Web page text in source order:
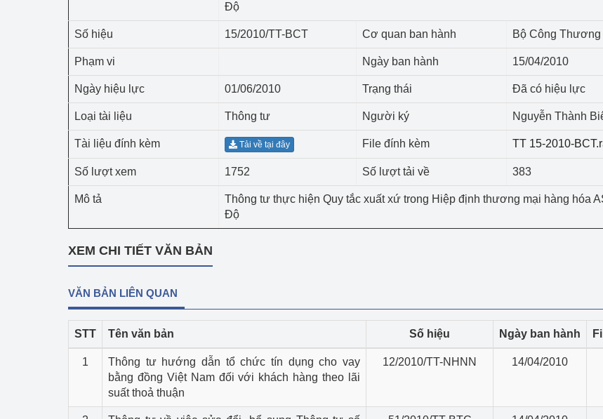
Hoạt động của Lãnh đạo Bộ
Giải thưởng Công nghiệp, Thương
mại, Dịch vụ Việt Nam 2026
Hoạt động của Bộ trưởng
Công Thương - Công luận
Thông cáo báo chí
Điểm báo
Chuyển đổi số
Lịch sử phát triển
Bản tin Thị trường Nông Lâm Thủy sản
Phát triển bền vững
động thuộc thẩm quyền quản lý của
Tổ chức được cấp GCN đăng ký, hoạt
động kiểm định thiết bị, dụng cụ điện
làm việc ở môi trường không có nguy
Văn hóa ngành Công Thương
Tái cơ cấu ngành Công Thương
Quản lý thị trường
Sử dụng năng lượng tiết kiệm và
Hiệu quả năng lượng
Văn bản hợp nhất
Độ
Số hiệu 15/2010/TT-BCT Cơ quan ban hành Bộ Công Thương
Phạm vi Ngày ban hành 15/04/2010
Ngày hiệu lực 01/06/2010 Trạng thái Đã có hiệu lực
Loại tài liệu Thông tư Người ký Nguyễn Thành
Tài liệu đính kèm Tải về tại đây File đính kèm TT 15-2010-
Số lượt xem 1752 Số lượt tải về 383
Mô tả
Thông tư thực hiện Quy tắc xuất xứ trong Hiệp định thương mại hàng hóa
Độ
XEM CHI TIẾT VĂN BẢN
VĂN BẢN LIÊN QUAN
STT Tên văn bản Số hiệu Ngày ban hành
1
Thông tư hướng dẫn tổ chức tín dụng cho vay
bằng đồng Việt Nam đối với khách hàng theo lãi
suất thoả thuận
12/2010/TT-NHNN 14/04/2010